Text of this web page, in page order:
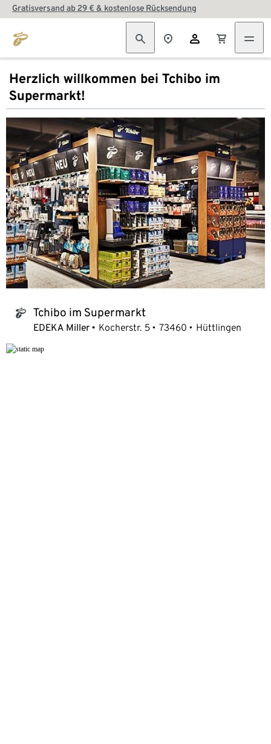
Gratisversand ab 29 € & kostenlose Rücksendung
Herzlich willkommen bei Tchibo im
Supermarkt!
tchibo_logo Tchibo im Supermarkt
EDEKA Miller Kocherstr. 5 73460 Hüttlingen